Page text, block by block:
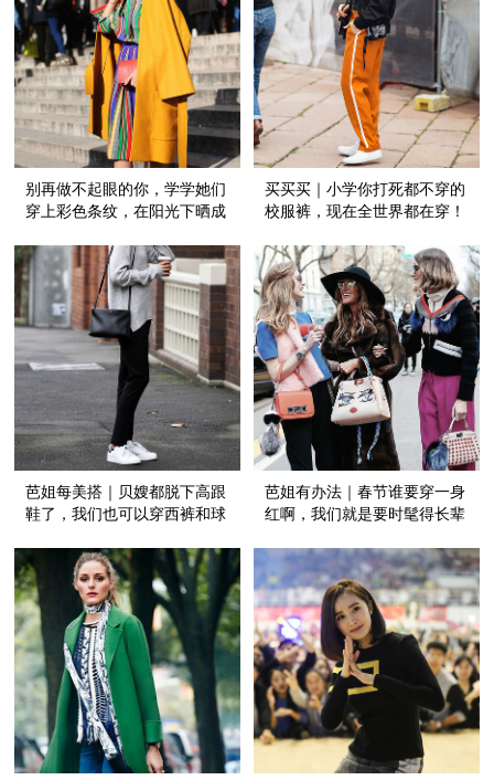
别再做不起眼的你，学学她们
穿上彩色条纹，在阳光下晒成
买买买｜小学你打死都不穿的
校服裤，现在全世界都在穿！
芭姐每美搭｜贝嫂都脱下高跟
鞋了，我们也可以穿西裤和球
芭姐有办法｜春节谁要穿一身
红啊，我们就是要时髦得长辈